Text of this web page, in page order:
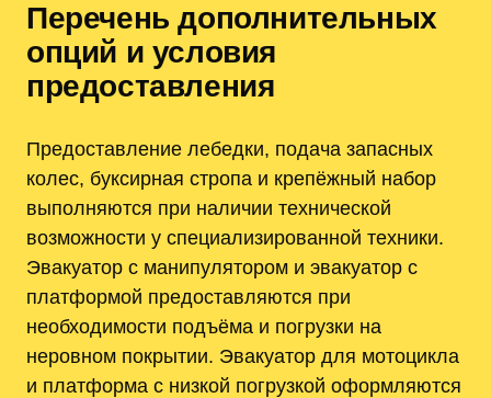
Перечень дополнительных
опций и условия
предоставления
Предоставление лебедки, подача запасных
колес, буксирная стропа и крепёжный набор
выполняются при наличии технической
возможности у специализированной техники.
Эвакуатор с манипулятором и эвакуатор с
платформой предоставляются при
необходимости подъёма и погрузки на
неровном покрытии. Эвакуатор для мотоцикла
и платформа с низкой погрузкой оформляются